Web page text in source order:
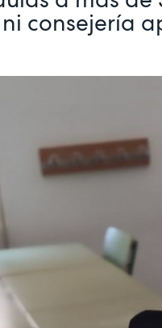
consejería